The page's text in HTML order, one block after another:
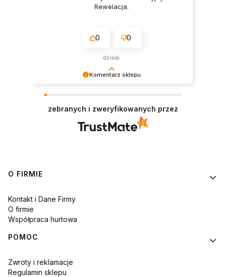
Komentarz sklepu
Rewelacja.
0 0
dzisiaj
zebranych i zweryfikowanych przez
Linki w stopce
O FIRMIE
Kontakt i Dane Firmy
O firmie
Współpraca hurtowa
POMOC
Zwroty i reklamacje
Regulamin sklepu